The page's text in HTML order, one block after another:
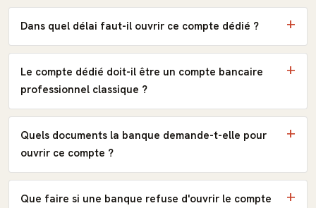
Dans quel délai faut-il ouvrir ce compte dédié ?
Le compte dédié doit-il être un compte bancaire
professionnel classique ?
Quels documents la banque demande-t-elle pour
ouvrir ce compte ?
Que faire si une banque refuse d'ouvrir le compte